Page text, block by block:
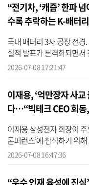
“전기차, ‘캐즘’ 한파
수록 추락하는 K-배터
구 될까
국내 배터리 3사 공장 전
실적 발표가 본격화되면
엇갈리고 있다. 특히 전기
2026-07-08 17:21:47
이재용, ‘억만장자 사교
다…“빅테크 CEO 회동,
터트리나”
이재용 삼성전자 회장이
콘퍼런스’에 참석하기 위
속 행사에 참석한 이 회장
2026-07-08 16:47:36
“우수 인재 육성에 진